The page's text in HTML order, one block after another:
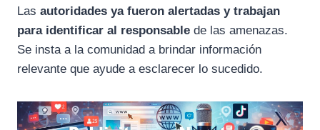
Las autoridades ya fueron alertadas y trabajan
para identificar al responsable de las amenazas.
Se insta a la comunidad a brindar información
relevante que ayude a esclarecer lo sucedido.